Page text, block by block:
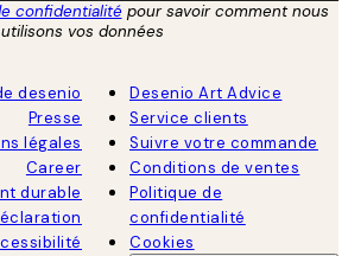
confidentialitépour savoir comment nous
utilisons vos données
desenio
Presse
légales
Career
durable
Desenio Art Advice
Service clients
Suivre votre commande
Conditions de ventes
Politique de
confidentialité
Cookies